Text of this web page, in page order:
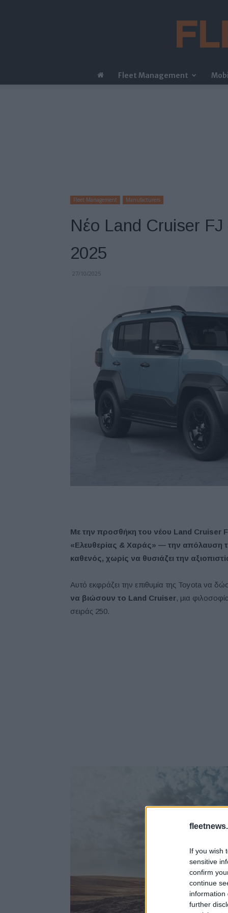
If you wish
sensitive
confirm
continue
information
further
Fleet Management
Fleet Management Manufacturers
Νέο Land Cruiser FJ
2025
27/10/2025
Με την προσθήκη του νέου Land Cruiser
«Ελευθερίας & Χαράς» — την απόλαυση
καθενός, χωρίς να θυσιάζει την
Αυτό εκφράζει την επιθυμία της Toyota να
να βιώσουν το Land Cruiser, μια
σειράς 250.